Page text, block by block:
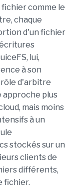
comme le
chaque
d'un fichier
lui,
à son
rôle d'arbitre
approche plus
mais moins
à un
stockés sur un
clients de
différents,
fichier.